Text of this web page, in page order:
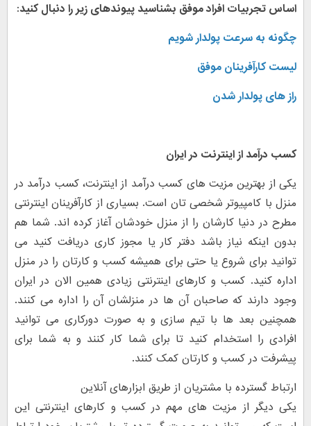
اساس تجربیات افراد موفق بشناسید پیوندهای زیر را دنبال کنید:
چگونه به سرعت پولدار شویم
لیست کارآفرینان موفق
راز های پولدار شدن
کسب درآمد از اینترنت در ایران
یکی از بهترین مزیت های کسب درآمد از اینترنت، کسب درآمد در
منزل با کامپیوتر شخصی تان است. بسیاری از کارآفرینان اینترنتی
مطرح در دنیا کارشان را از منزل خودشان آغاز کرده اند. شما هم
بدون اینکه نیاز باشد دفتر کار یا مجوز کاری دریافت کنید می
توانید برای شروع یا حتی برای همیشه کسب و کارتان را در منزل
اداره کنید. کسب و کارهای اینترنتی زیادی همین الان در ایران
وجود دارند که صاحبان آن ها در منزلشان آن را اداره می کنند.
همچنین بعد ها با تیم سازی و به صورت دورکاری می توانید
افرادی را استخدام کنید تا برای شما کار کنند و به شما برای
پیشرفت در کسب و کارتان کمک کنند.
ارتباط گسترده با مشتریان از طریق ابزارهای آنلاین
یکی دیگر از مزیت های مهم در کسب و کارهای اینترنتی این